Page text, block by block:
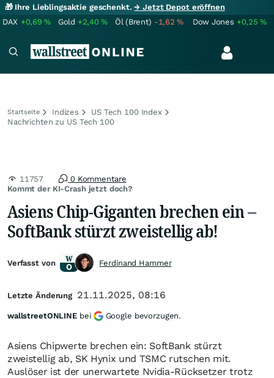
🎁 Ihre Lieblingsaktie geschenkt.→ Jetzt Depot eröffnen
DAX +0,69% Gold +2,40% Öl (Brent) -1,62% Dow Jones +0,25%
Startseite Indizes
US Tech 100 Index
Nachrichten zu US Tech 100
Kommt der KI-Crash jetzt doch?
11757 0 Kommentare
Asiens Chip-Giganten brechen ein –
SoftBank stürzt zweistellig ab!
Asiens Chipwerte brechen ein: SoftBank stürzt
zweistellig ab, SK Hynix und TSMC rutschen mit.
Auslöser ist der unerwartete Nvidia-Rücksetzer trotz
Verfasst von Ferdinand Hammer
Letzte Änderung 21.11.2025, 08:16
wallstreetONLINE bei Google bevorzugen.